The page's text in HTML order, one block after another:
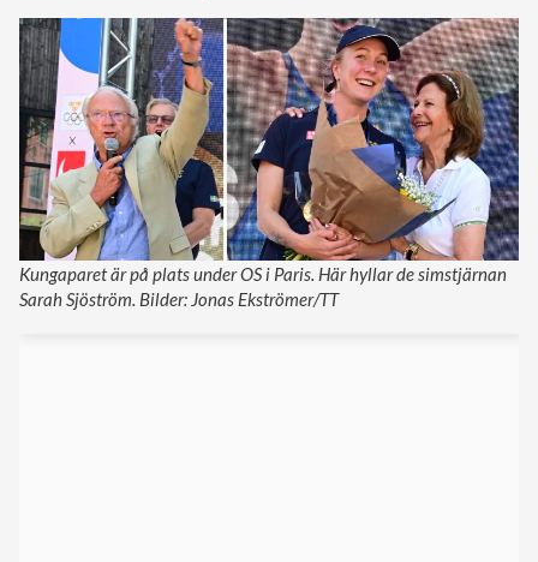
Kungaparet är på plats under OS i Paris. Här hyllar de simstjärnan
Sarah Sjöström. Bilder: Jonas Ekströmer/TT